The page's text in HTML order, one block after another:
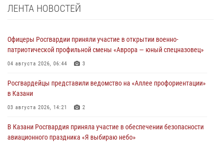
ЛЕНТА НОВОСТЕЙ
Офицеры Росгвардии приняли участие в открытии военно-
патриотической профильной смены «Аврора — юный спецназовец»
04 августа 2026, 06:44 3
Росгвардейцы представили ведомство на «Аллее профориентации»
в Казани
03 августа 2026, 14:21 2
В Казани Росгвардия приняла участие в обеспечении безопасности
авиационного праздника «Я выбираю небо»